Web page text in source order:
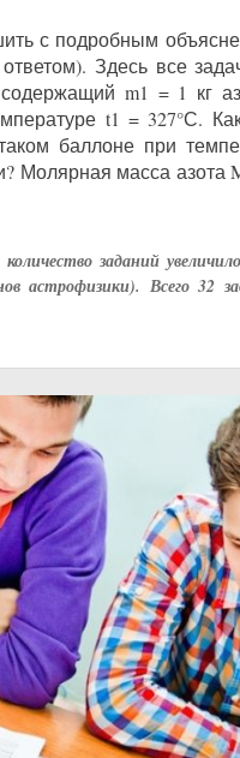
с подробным
Здесь все
m1 = 1 кг
t1 = 327°С.
баллоне при
Молярная масса азота
заданий
астрофизики). Всего 32